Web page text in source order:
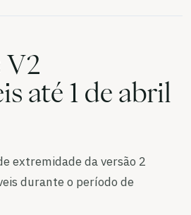
V2
até 1 de abril
extremidade da versão 2
durante o período de